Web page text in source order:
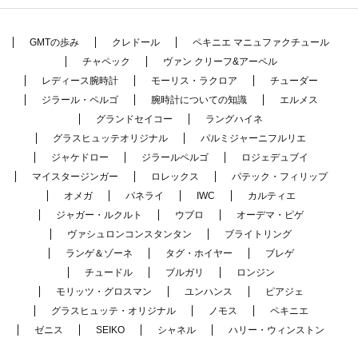
GMTの歩み クレドール
ペキニエ マニュファクチュール
チャペック
ヴァン クリーフ&アーペル
レディース腕時計
モーリス・ラクロア
チューダー
ジラール・ペルゴ
腕時計についての知識
エルメス
グランドセイコー
ラングハイネ
グラスヒュッテオリジナル
パルミジャーニフルリエ
ジャケドロー
ジラールペルゴ
ロジェデュブイ
マイスタージンガー
ロレックス
パテック・フィリップ
オメガ
パネライ IWC
カルティエ
ジャガー・ルクルト
ウブロ
オーデマ・ピゲ
ヴァシュロンコンスタンタン
ブライトリング
ランゲ＆ゾーネ
タグ・ホイヤー
ブレゲ
チュードル
ブルガリ
ロンジン
モリッツ・グロスマン
ユンハンス
ピアジェ
グラスヒュッテ・オリジナル
ノモス
ペキニエ
ゼニス
SEIKO シャネル
ハリー・ウィンストン